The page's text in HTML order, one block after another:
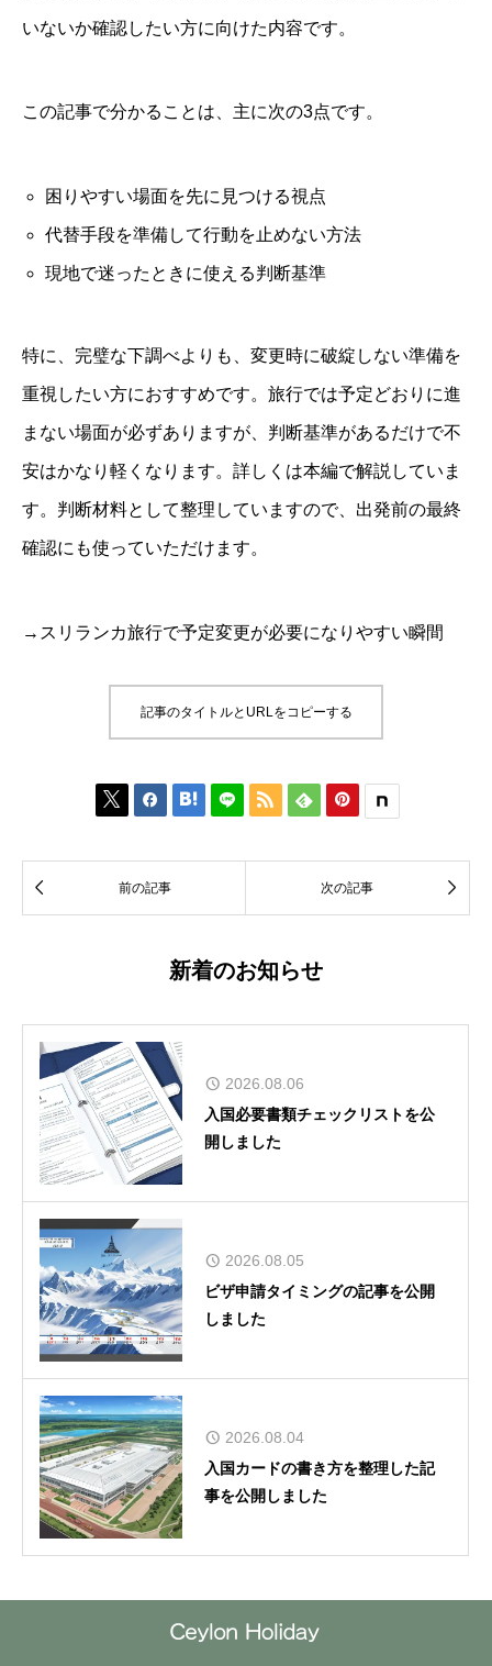
いないか確認したい方に向けた内容です。
この記事で分かることは、主に次の3点です。
困りやすい場面を先に見つける視点
代替手段を準備して行動を止めない方法
現地で迷ったときに使える判断基準
特に、完璧な下調べよりも、変更時に破綻しない準備を
重視したい方におすすめです。旅行では予定どおりに進
まない場面が必ずありますが、判断基準があるだけで不
安はかなり軽くなります。詳しくは本編で解説していま
す。判断材料として整理していますので、出発前の最終
確認にも使っていただけます。
→スリランカ旅行で予定変更が必要になりやすい瞬間
記事のタイトルとURLをコピーする
     
 前の記事 次の記事 
新着のお知らせ
2026.08.06
入国必要書類チェックリストを公
開しました
2026.08.05
ビザ申請タイミングの記事を公開
しました
2026.08.04
入国カードの書き方を整理した記
事を公開しました